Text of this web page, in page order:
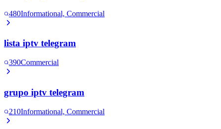
480Informational, Commercial
lista iptv telegram
390Commercial
grupo iptv telegram
210Informational, Commercial